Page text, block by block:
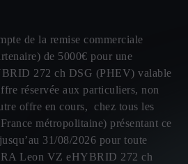
de la remise commerciale
de 5000€ pour une
272 ch DSG (PHEV) valable
réservée aux particuliers, non
offre en cours, chez tous les
métropolitaine) présentant ce
31/08/2026 pour toute
Leon VZ eHYBRID 272 ch